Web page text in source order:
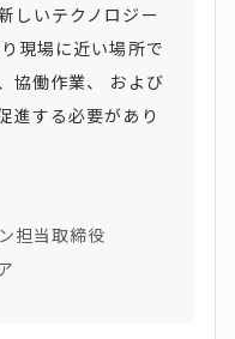
しいテクノロジー
現場に近い場所で
協働作業、 および
進する必要があり
担当取締役